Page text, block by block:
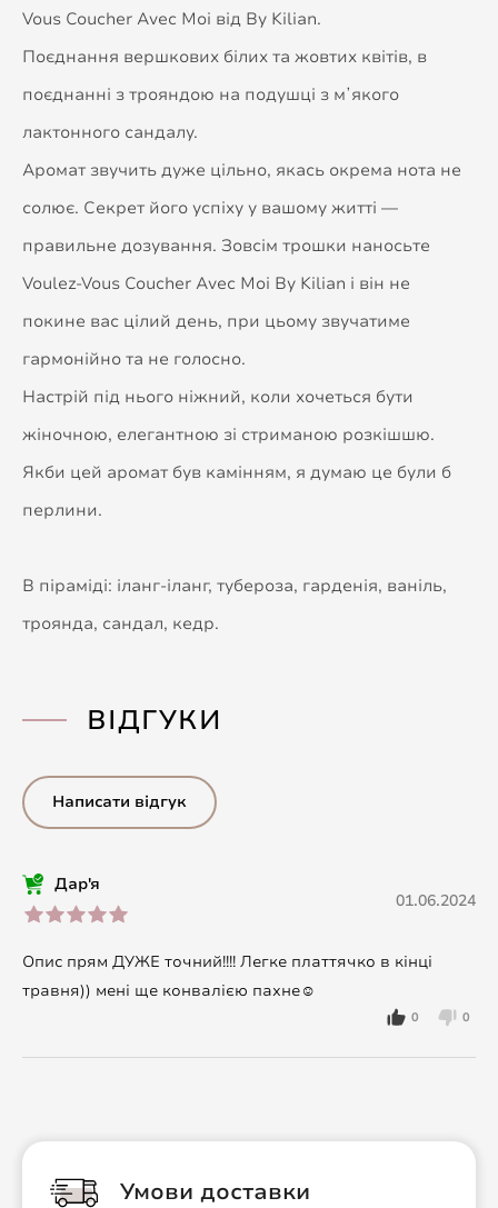
Vous Coucher Avec Moi від By Kilian.
Поєднання вершкових білих та жовтих квітів, в
поєднанні з трояндою на подушці з мʼякого
лактонного сандалу.
Аромат звучить дуже цільно, якась окрема нота не
солює. Секрет його успіху у вашому житті —
правильне дозування. Зовсім трошки наносьте
Voulez-Vous Coucher Avec Moi By Kilian і він не
покине вас цілий день, при цьому звучатиме
гармонійно та не голосно.
Настрій під нього ніжний, коли хочеться бути
жіночною, елегантною зі стриманою розкішшю.
Якби цей аромат був камінням, я думаю це були б
перлини.
В піраміді: іланг-іланг, тубероза, гарденія, ваніль,
троянда, сандал, кедр.
ВІДГУКИ
Написати відгук
Дар'я
01.06.2024
Опис прям ДУЖЕ точний!!!! Легке платтячко в кінці
травня)) мені ще конвалією пахне☺️
0 0
Умови доставки